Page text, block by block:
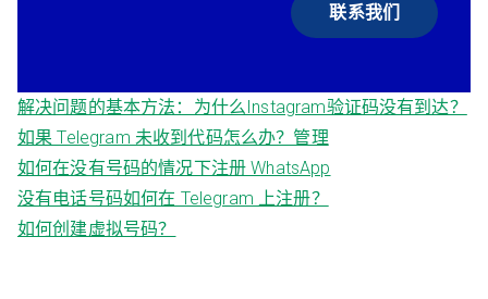
联系我们
解决问题的基本方法：为什么Instagram验证码没有到达？
如果 Telegram 未收到代码怎么办？管理
如何在没有号码的情况下注册 WhatsApp
没有电话号码如何在 Telegram 上注册？
如何创建虚拟号码？